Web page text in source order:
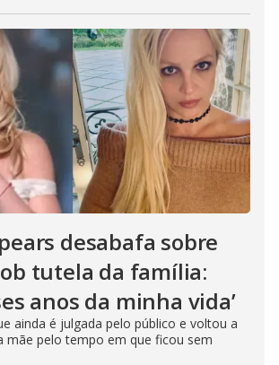
desabafa sobre
tutela da família:
anos da minha vida’
ainda é julgada pelo público e voltou a
mãe pelo tempo em que ficou sem